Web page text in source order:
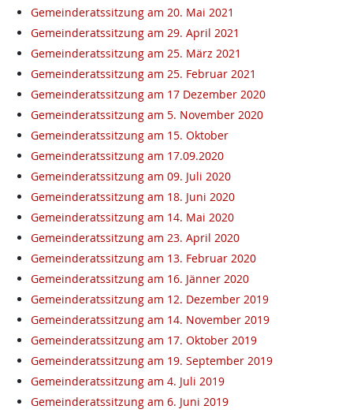
Gemeinderatssitzung am 20. Mai 2021
Gemeinderatssitzung am 29. April 2021
Gemeinderatssitzung am 25. März 2021
Gemeinderatssitzung am 25. Februar 2021
Gemeinderatssitzung am 17 Dezember 2020
Gemeinderatssitzung am 5. November 2020
Gemeinderatssitzung am 15. Oktober
Gemeinderatssitzung am 17.09.2020
Gemeinderatssitzung am 09. Juli 2020
Gemeinderatssitzung am 18. Juni 2020
Gemeinderatssitzung am 14. Mai 2020
Gemeinderatssitzung am 23. April 2020
Gemeinderatssitzung am 13. Februar 2020
Gemeinderatssitzung am 16. Jänner 2020
Gemeinderatssitzung am 12. Dezember 2019
Gemeinderatssitzung am 14. November 2019
Gemeinderatssitzung am 17. Oktober 2019
Gemeinderatssitzung am 19. September 2019
Gemeinderatssitzung am 4. Juli 2019
Gemeinderatssitzung am 6. Juni 2019